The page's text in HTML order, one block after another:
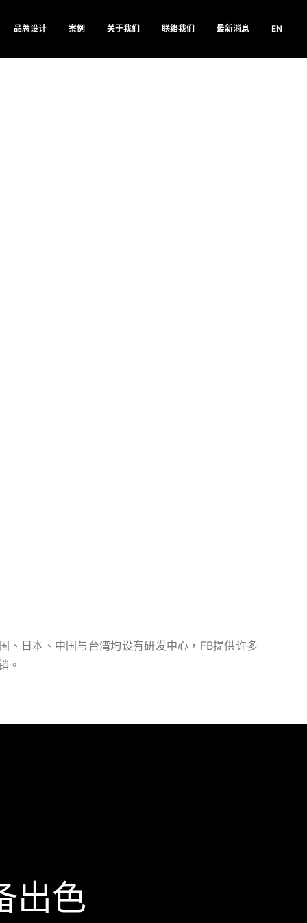
品牌设计 案例 关于我们 联络我们 最新消息 EN
、日本、中国与台湾均设有研发中心，FB提供许多
。
出色